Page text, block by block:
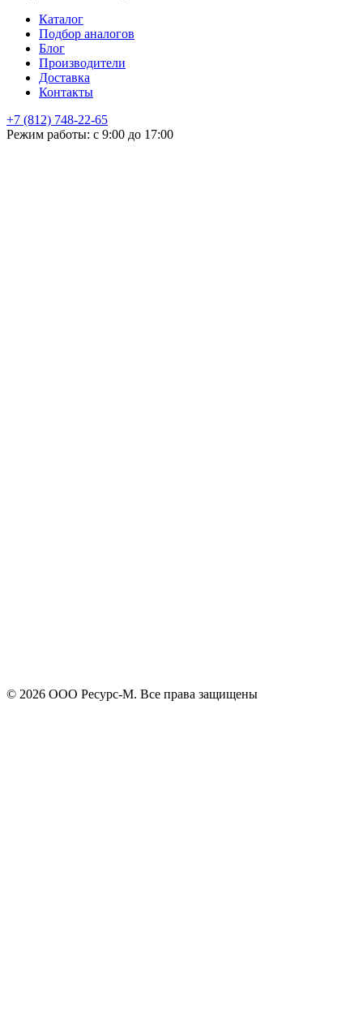
Каталог
Подбор аналогов
Блог
Производители
Доставка
Контакты
+7 (812) 748-22-65
Режим работы: с 9:00 до 17:00
НЕ НАШЛИ ЧТО ИСКАЛИ
© 2026 ООО Ресурс-М. Все права защищены